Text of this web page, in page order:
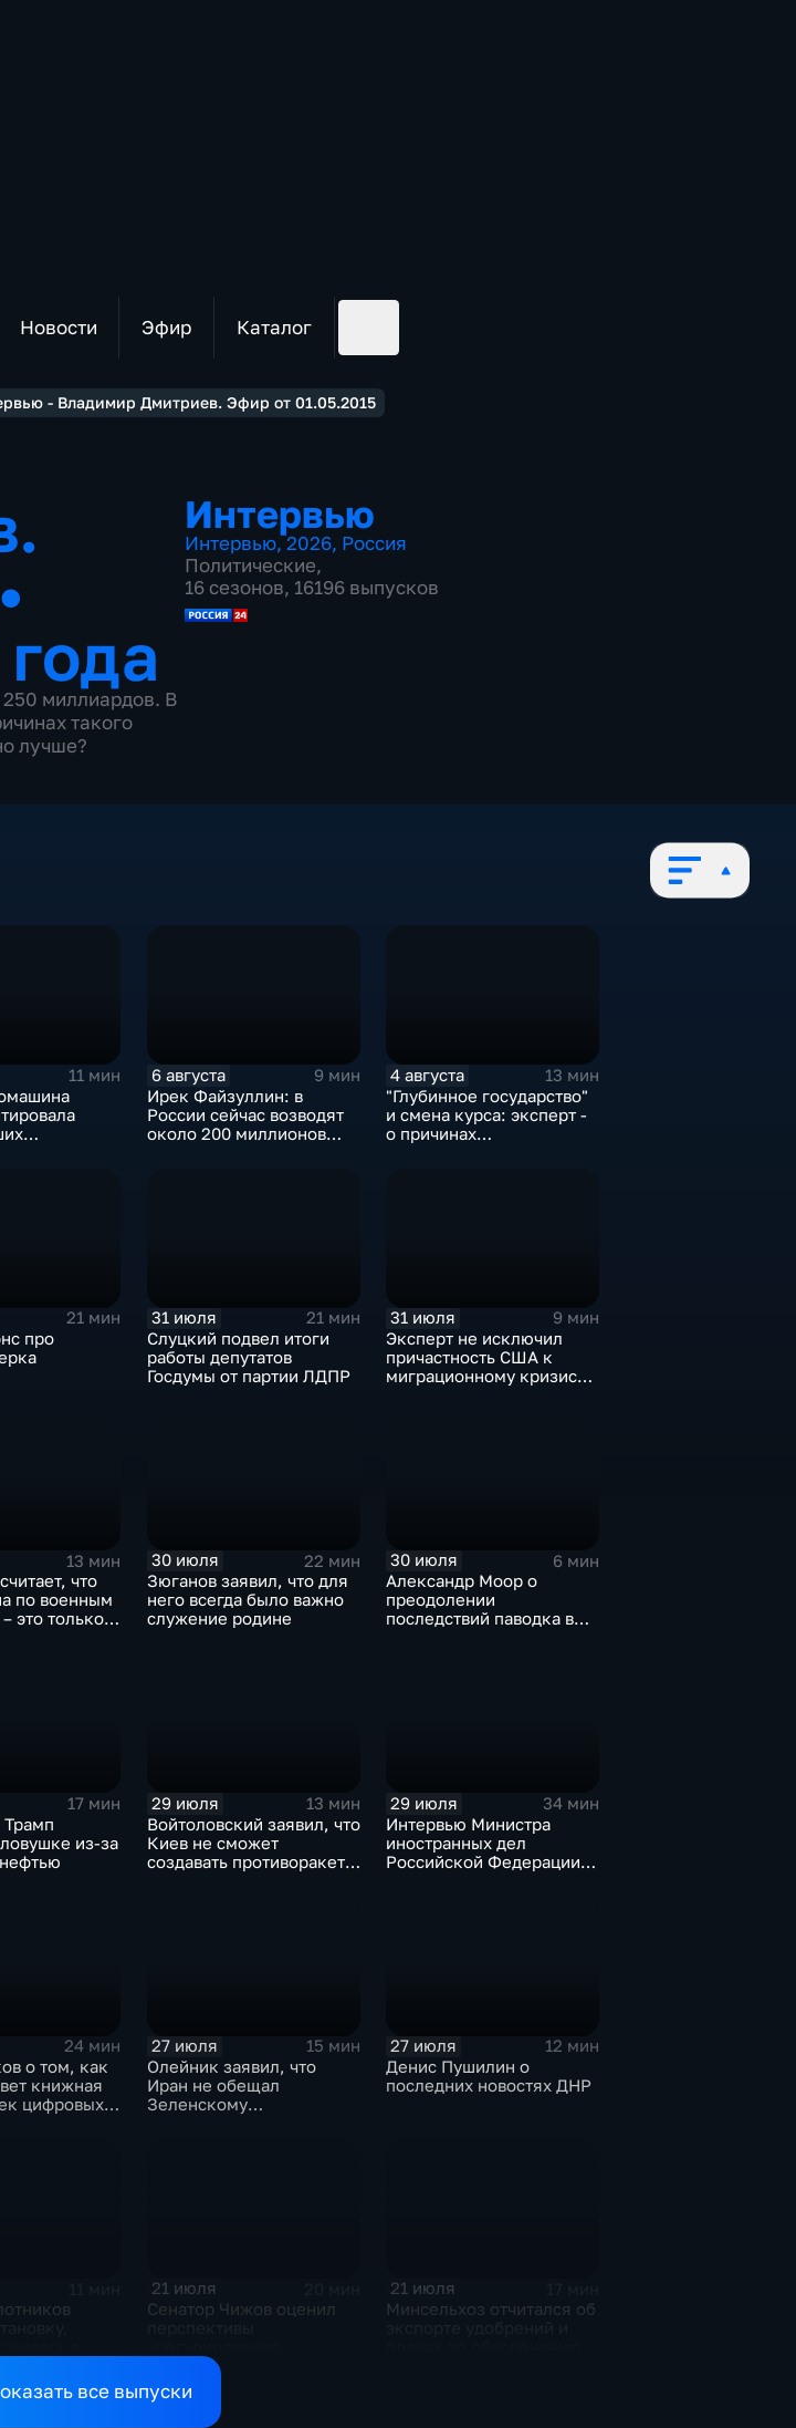
Новости Эфир Каталог
- Владимир Дмитриев. Эфир от 01.05.2015
•
250 миллиардов. В
такого
лучше?
Интервью
Интервью, 2026, Россия
Политические,
16 сезонов, 16196 выпусков
11 мин
6 августа
9 мин
Ирек Файзуллин: в
России сейчас возводят
около 200 миллионов
4 августа
13 мин
"Глубинное государство"
и смена курса: эксперт -
о причинах
21 мин
про
31 июля
21 мин
Слуцкий подвел итоги
работы депутатов
Госдумы от партии ЛДПР
31 июля
9 мин
Эксперт не исключил
причастность США к
миграционному кризису в
13 мин
что
по военным
это только
30 июля
22 мин
Зюганов заявил, что для
него всегда было важно
служение родине
30 июля
6 мин
Александр Моор о
преодолении
последствий паводка в
17 мин
Трамп
из-за
29 июля
13 мин
Войтоловский заявил, что
Киев не сможет
создавать противоракеты
29 июля
34 мин
Интервью Министра
иностранных дел
Российской Федерации,
24 мин
о том, как
книжная
цифровых
27 июля
15 мин
Олейник заявил, что
Иран не обещал
Зеленскому
27 июля
12 мин
Денис Пушилин о
последних новостях ДНР
между США
21 июля
Сенатор Чижов оценил
конфликтов на Ближнем
Востоке и диалог с
Европой
21 июля
Минсельхоз отчитался об
все выпуски